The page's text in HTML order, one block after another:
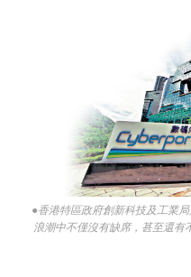
●香港特區政府創新科技及工業
浪潮中不僅沒有缺席，甚至還有